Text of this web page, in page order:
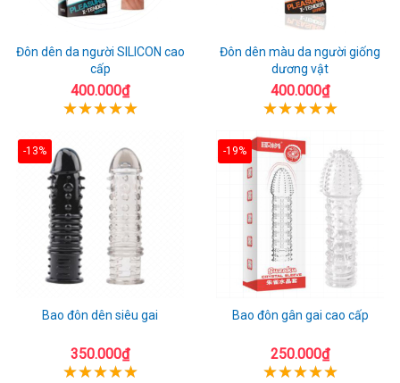
Đôn dên da người SILICON cao
cấp
400.000₫
Đôn dên màu da người giống
dương vật
400.000₫
-13%
Bao đôn dên siêu gai
350.000₫
-19%
Bao đôn gân gai cao cấp
250.000₫